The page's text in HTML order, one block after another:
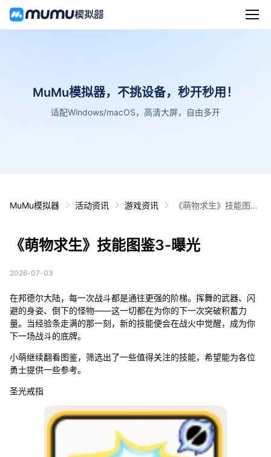
MuMu模拟器，不挑设备，秒开秒用！
适配Windows/macOS，高清大屏，自由多开
MuMu模拟器 活动资讯 游戏资讯
《萌物求生》技能图鉴
《萌物求生》技能图鉴3-曝光
2026-07-03
在邦德尔大陆，每一次战斗都是通往更强的阶梯。挥舞的武器、闪
避的身姿、倒下的怪物——这一切都在为你的下一次突破积蓄力
量。当经验条走满的那一刻，新的技能便会在战火中觉醒，成为你
下一场战斗的底牌。
小萌继续翻看图鉴，筛选出了一些值得关注的技能，希望能为各位
勇士提供一些参考。
圣光戒指